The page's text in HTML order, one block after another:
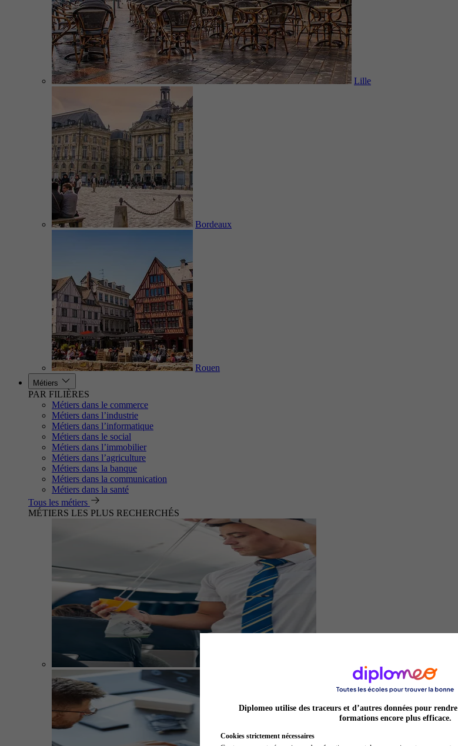
Lille
Bordeaux
Rouen
Métiers
PAR FILIÈRES
Métiers dans le commerce
Métiers dans l’industrie
Métiers dans l’informatique
Métiers dans le social
Métiers dans l’immobilier
Métiers dans l’agriculture
Métiers dans la banque
Métiers dans la communication
Métiers dans la santé
Tous les métiers
MÉTIERS LES PLUS RECHERCHÉS
Hôtesse de l'air steward
Diplomeo utilise des traceurs et d’autres données pour rendre
formations encore plus efficace.
Cookies strictement nécessaires